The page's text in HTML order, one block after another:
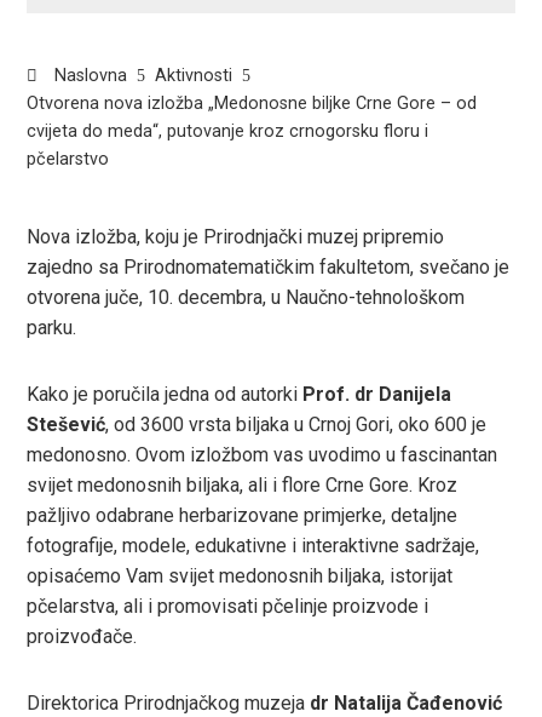
Naslovna
Aktivnosti
Otvorena nova izložba „Medonosne biljke Crne Gore – od
cvijeta do meda“, putovanje kroz crnogorsku floru i
pčelarstvo
Nova izložba, koju je Prirodnjački muzej pripremio
zajedno sa Prirodnomatematičkim fakultetom, svečano je
otvorena juče, 10. decembra, u Naučno-tehnološkom
parku.
Kako je poručila jedna od autorki Prof. dr Danijela
Stešević, od 3600 vrsta biljaka u Crnoj Gori, oko 600 je
medonosno. Ovom izložbom vas uvodimo u fascinantan
svijet medonosnih biljaka, ali i flore Crne Gore. Kroz
pažljivo odabrane herbarizovane primjerke, detaljne
fotografije, modele, edukativne i interaktivne sadržaje,
opisaćemo Vam svijet medonosnih biljaka, istorijat
pčelarstva, ali i promovisati pčelinje proizvode i
proizvođače.
Direktorica Prirodnjačkog muzeja dr Natalija Čađenović